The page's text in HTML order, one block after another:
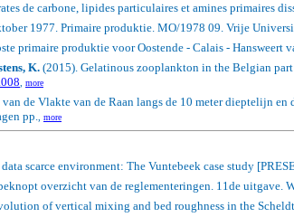
de carbone, lipides particulaires et amines primaires
1977. Primaire produktie. MO/1978 09. Vrije
primaire produktie voor Oostende - Calais - Hansweert
K. (2015). Gelatinous zooplankton in the Belgian
more
de Vlakte van de Raan langs de 10 meter dieptelijn
pp. more
scarce environment: The Vuntebeek case study
overzicht van de reglementeringen. 11de uitgave.
of vertical mixing and bed roughness in the